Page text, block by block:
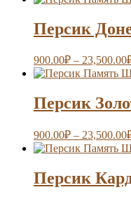
Персик
900.00₽ – 23,500.00
Персик
900.00₽ – 23,500.00
Персик